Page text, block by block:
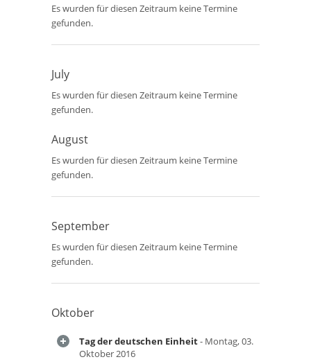
Es wurden für diesen Zeitraum keine Termine
gefunden.
July
Es wurden für diesen Zeitraum keine Termine
gefunden.
August
Es wurden für diesen Zeitraum keine Termine
gefunden.
September
Es wurden für diesen Zeitraum keine Termine
gefunden.
Oktober
Tag der deutschen Einheit- Montag, 03.
Oktober 2016